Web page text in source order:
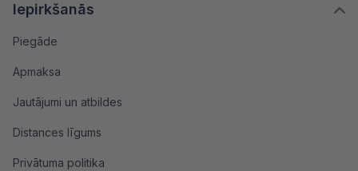
Iepirkšanās
Piegāde
Apmaksa
Jautājumi un atbildes
Distances līgums
Privātuma politika